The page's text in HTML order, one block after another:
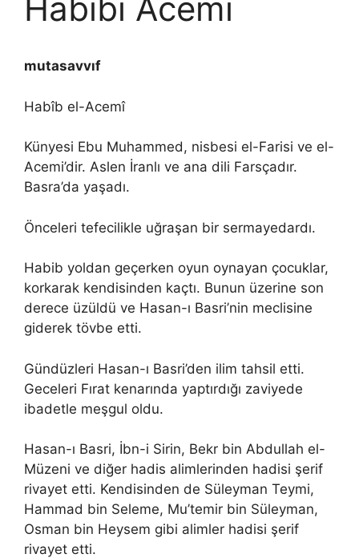
Habibi Acemi
mutasavvıf
Habîb el-Acemî
Künyesi Ebu Muhammed, nisbesi el-Farisi ve el-
Acemi’dir. Aslen İranlı ve ana dili Farsçadır.
Basra’da yaşadı.
Önceleri tefecilikle uğraşan bir sermayedardı.
Habib yoldan geçerken oyun oynayan çocuklar,
korkarak kendisinden kaçtı. Bunun üzerine son
derece üzüldü ve Hasan-ı Basri’nin meclisine
giderek tövbe etti.
Gündüzleri Hasan-ı Basri’den ilim tahsil etti.
Geceleri Fırat kenarında yaptırdığı zaviyede
ibadetle meşgul oldu.
Hasan-ı Basri, İbn-i Sirin, Bekr bin Abdullah el-
Müzeni ve diğer hadis alimlerinden hadisi şerif
rivayet etti. Kendisinden de Süleyman Teymi,
Hammad bin Seleme, Mu’temir bin Süleyman,
Osman bin Heysem gibi alimler hadisi şerif
rivayet etti.